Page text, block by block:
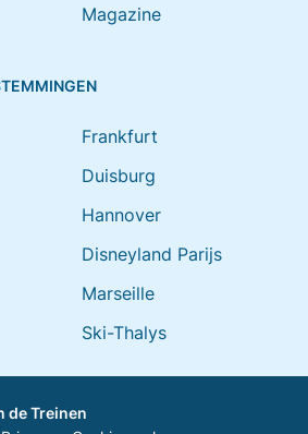
Magazine
Frankfurt
Duisburg
Hannover
Disneyland Parijs
Marseille
Ski-Thalys
de Treinen